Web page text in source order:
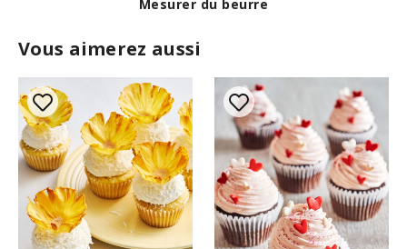
Pour tester l'efficacité de la poudre à pâte
Vous aimerez aussi